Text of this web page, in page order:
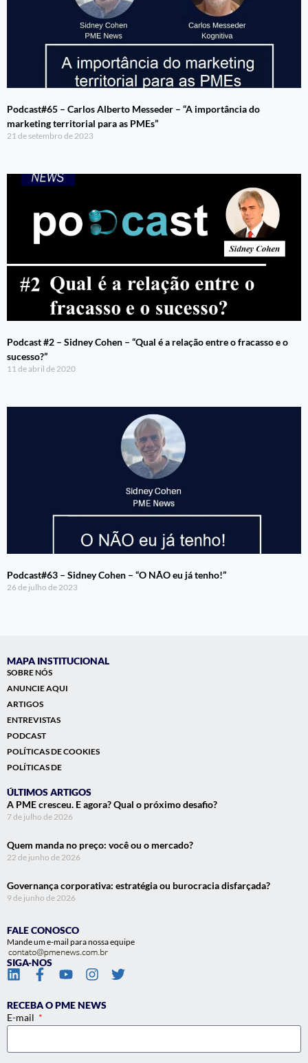
Podcast#65 – Carlos Alberto Messeder – “A importância do
marketing territorial para as PMEs”
21 de setembro de 2023
Podcast #2 – Sidney Cohen – “Qual é a relação entre o fracasso e o
sucesso?”
11 de abril de 2020
Podcast#63 – Sidney Cohen – “O NÃO eu já tenho!”
26 de julho de 2023
MAPA INSTITUCIONAL
SOBRE NÓS
ANUNCIE AQUI
ARTIGOS
ENTREVISTAS
PODCAST
POLÍTICAS DE COOKIES
POLÍTICAS DE
ÚLTIMOS ARTIGOS
A PME cresceu. E agora? Qual o próximo desafio?
7 de julho de 2026
Quem manda no preço: você ou o mercado?
22 de junho de 2026
Governança corporativa: estratégia ou burocracia disfarçada?
9 de junho de 2026
FALE CONOSCO
Mande um e-mail para nossa equipe
SIGA-NOS
RECEBA O PME NEWS
E-mail